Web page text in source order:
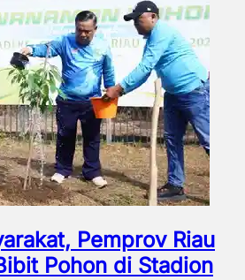
Pemprov Riau
Pohon di Stadion